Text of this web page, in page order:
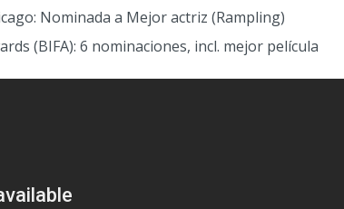
Nominada a Mejor actriz (Rampling)
(BIFA): 6 nominaciones, incl. mejor película